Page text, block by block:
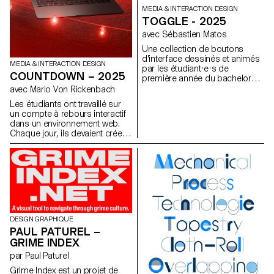
motion design et la logique
procédurale. À l’aide de Cavalry,
les étudiant·e·s développent
des systèmes visuels
dynamiques qui se
transforment selon des règles
précises, tout en conservant
une cohérence graphique et
une relation avec l’univers
MEDIA & INTERACTION DESIGN
COUNTDOWN – 2025
avec Mario Von Rickenbach
Les étudiants ont travaillé sur
un compte à rebours interactif
dans un environnement web.
Chaque jour, ils devaient créer
une nouvelle esquisse, ce qui
leur a permis de constituer leur
propre collection, qui pouvait
également être combinée avec
les projets de l'ensemble de la
MEDIA & INTERACTION DESIGN
TOGGLE - 2025
avec Sébastien Matos
Une collection de boutons
d'interface dessinés et animés
par les étudiant·e·s de
première année du bachelor
DESIGN GRAPHIQUE
PAUL PATUREL –
GRIME INDEX
par Paul Paturel
Grime Index est un projet de